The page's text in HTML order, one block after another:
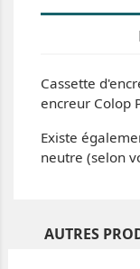
Cassette
encreur Colop
Existe
neutre (selon
AUTRES